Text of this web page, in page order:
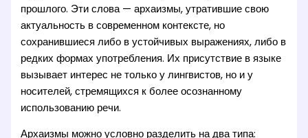
прошлого. Эти слова — архаизмы, утратившие свою
актуальность в современном контексте, но
сохранившиеся либо в устойчивых выражениях, либо в
редких формах употребления. Их присутствие в языке
вызывает интерес не только у лингвистов, но и у
носителей, стремящихся к более осознанному
использованию речи.
Архаизмы можно условно разделить на два типа: